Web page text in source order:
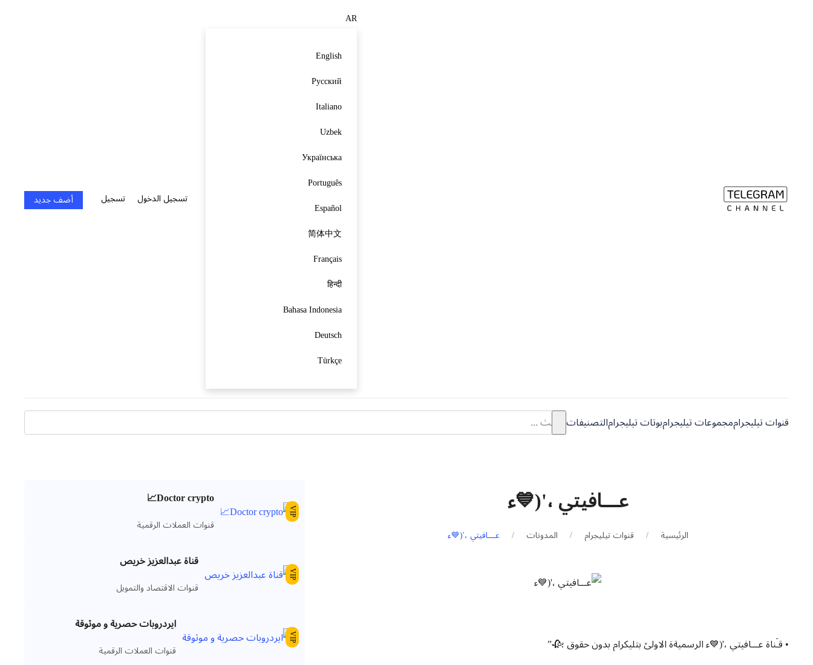
AR
English
Русский
Italiano
Uzbek
Українська
Português
Español
简体中文
Français
हिन्दी
Bahasa Indonesia
Deutsch
Türkçe
تسجيل الدخول تسجيل أضف جديد
قنوات تيليجراممجموعات تيليجرامبوتات تيليجرامالتصنيفات
عـــافيتي ،'(💙ء
الرئيسية قنوات تيليجرام المدونات عـــافيتي ،'(💙ء
• قـَناة عـــافيتي ،'(💙ء الرسميةة الاولێ بتليكرام بدون حقوق ؛🥀”
VIP
Doctor crypto📈
قنوات العملات الرقمية
VIP
قناة عبدالعزيز خريص
قنوات الاقتصاد والتمويل
VIP
ايردروبات حصرية و موثوقة
قنوات العملات الرقمية